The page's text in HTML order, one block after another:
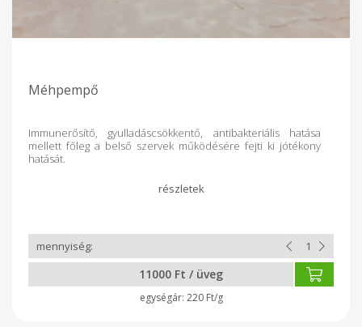
Méhpempő
Immunerősítő, gyulladáscsökkentő, antibakteriális hatása
mellett főleg a belső szervek működésére fejti ki jótékony
hatását.
11000 Ft / üveg
220 Ft/g